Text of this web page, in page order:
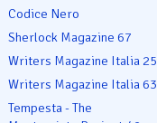
Codice Nero
Sherlock Magazine 67
Writers Magazine Italia 25
Writers Magazine Italia 63
Tempesta - The